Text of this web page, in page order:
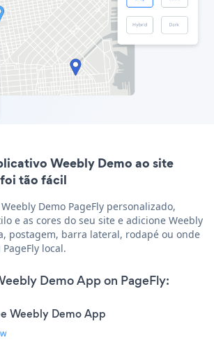
Weebly Demo ao site
tão fácil
Demo PageFly personalizado,
e as cores do seu site e adicione Weebly
postagem, barra lateral, rodapé ou onde
local.
Demo App on PageFly:
Weebly Demo App